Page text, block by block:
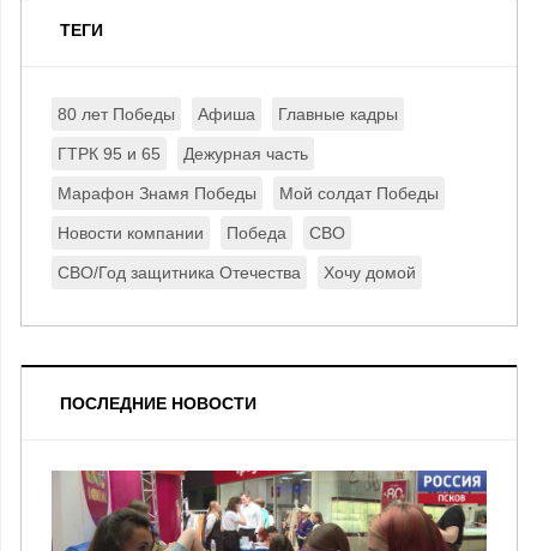
ТЕГИ
80 лет Победы Афиша Главные кадры
ГТРК 95 и 65 Дежурная часть
Марафон Знамя Победы Мой солдат Победы
Новости компании Победа СВО
СВО/Год защитника Отечества Хочу домой
ПОСЛЕДНИЕ НОВОСТИ